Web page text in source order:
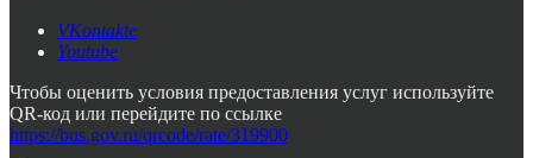
VKontakte
Youtube
Чтобы оценить условия предоставления услуг используйте
QR-код или перейдите по ссылке
https://bus.gov.ru/qrcode/rate/319900